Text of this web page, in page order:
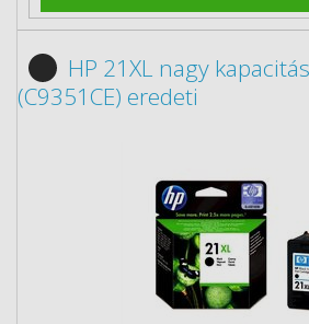
HP 21XL nagy
(C9351CE) eredeti